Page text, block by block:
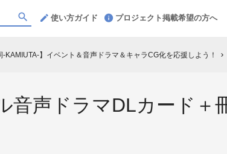
使い方ガイド プロジェクト掲載希望の方へ
KAMIUTA-】イベント＆音声ドラマ＆キャラCG化を応援しよう！ chevron_right
声ドラマDLカード＋